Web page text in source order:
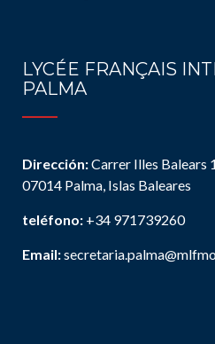
LYCÉE FRANÇAIS
PALMA
Dirección:Carrer Illes Balears
07014 Palma, Islas Baleares
teléfono: +34 971739260
Email: